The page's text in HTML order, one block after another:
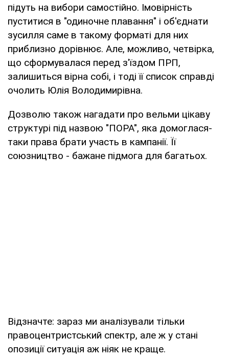
підуть на вибори самостійно. Імовірність
пуститися в "одиночне плавання" і об'єднати
зусилля саме в такому форматі для них
приблизно дорівнює. Але, можливо, четвірка,
що сформувалася перед з'їздом ПРП,
залишиться вірна собі, і тоді її список справді
очолить Юлія Володимирівна.
Дозволю також нагадати про вельми цікаву
структурі під назвою "ПОРА", яка домоглася-
таки права брати участь в кампанії. Її
союзництво - бажане підмога для багатьох.
Відзначте: зараз ми аналізували тільки
правоцентристський спектр, але ж у стані
опозиції ситуація аж ніяк не краще.